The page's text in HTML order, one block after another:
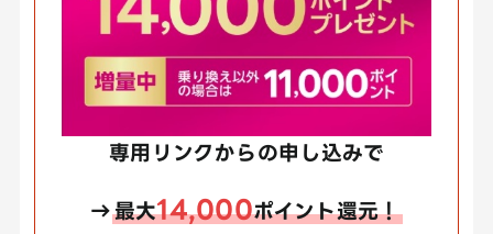
専用リンクからの申し込みで
→最大14,000ポイント還元！